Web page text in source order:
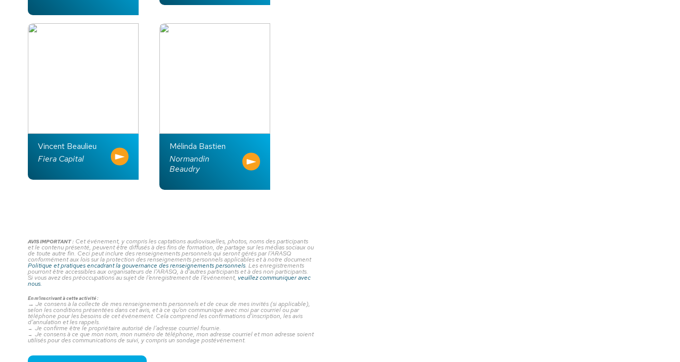
Vincent Beaulieu
Fiera Capital
Mélinda Bastien
Normandin
Beaudry
AVIS IMPORTANT : Cet événement, y compris les captations audiovisuelles, photos, noms des participants
et le contenu présenté, peuvent être diffusés à des fins de formation, de partage sur les médias sociaux ou
de toute autre fin. Ceci peut inclure des renseignements personnels qui seront gérés par l’ARASQ
conformément aux lois sur la protection des renseignements personnels applicables et à notre document
Politique et pratiques encadrant la gouvernance des renseignements personnels. Les enregistrements
pourront être accessibles aux organisateurs de l’ARASQ, à d’autres participants et à des non participants.
Si vous avez des préoccupations au sujet de l’enregistrement de l’événement,veuillez communiquer avec
nous.
En m’inscrivant à cette activité :
→Je consens à la collecte de mes renseignements personnels et de ceux de mes invités (si applicable),
selon les conditions présentées dans cet avis, et à ce qu’on communique avec moi par courriel ou par
téléphone pour les besoins de cet événement. Cela comprend les confirmations d’inscription, les avis
d’annulation et les rappels.
→ Je confirme être le propriétaire autorisé de l’adresse courriel fournie.
→ Je consens à ce que mon nom, mon numéro de téléphone, mon adresse courriel et mon adresse soient
utilisés pour des communications de suivi, y compris un sondage postévénement.